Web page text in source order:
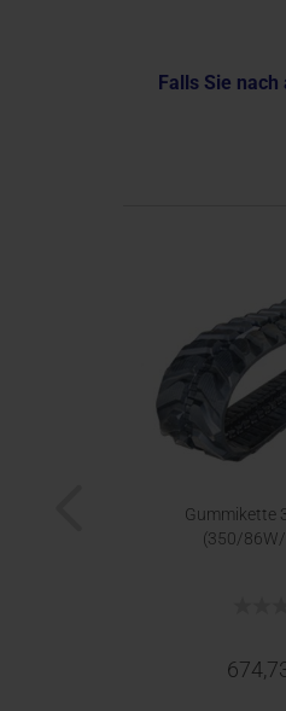
Falls Sie
Gummikette
(350/86W/